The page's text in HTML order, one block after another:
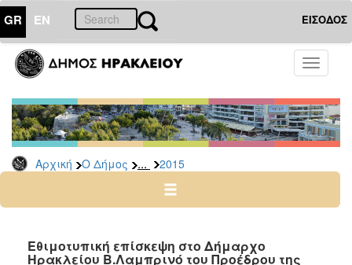
GR EN ΕΙΣΟΔΟΣ
Toggle
Αρχική Ο Δήμος ... 2015
ΔΗΜΟΣ
Δελτία
Τύπου
Αρχείο
2026
2024
2022
Εθιμοτυπική επίσκεψη στο Δήμαρχο
Ηρακλείου Β.Λαμπρινό του Προέδρου της